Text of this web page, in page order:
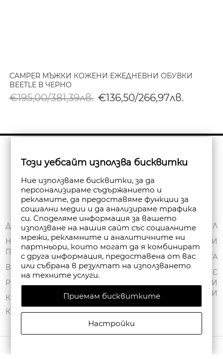
CAMPER МЪЖКИ КОЖЕНИ ЕЖЕДНЕВНИ ОБУВКИ
BEETLE В ЧЕРНО
€195,00/381,39лв. €136,50/266,97лв.
Абониране
ДОСТАВКА
НАЧИНИ НА
ПЛАЩАНЕ
ВРЪЩАНЕ
РЕКЛАМАЦИИ
КАРТА НА САЙТА
КОНТАКТИ
ЗА НАС
ОБЩИ УСЛОВИЯ
ПОЛИТИКА ЗА
ПОВЕРИТЕЛНОСТ
FAN POINT CLUB
МАГАЗИНИ
МОЯТ ПРОФИЛ
ПОРЪЧКИ
ЧАНТА
СПИСЪК С
ЖЕЛАНИ
ПРОДУКТИ
Този уебсайт използва бисквитки
Ние използваме бисквитки, за да
персонализираме съдържанието и
рекламите, да предоставяме функции за
социални медии и да анализираме трафика
си. Споделяме информация за вашето
използване на нашия сайт със социалните
мрежи, рекламните и аналитичните ни
партньори, които могат да я комбинират
с друга информация, предоставена от вас
или събрана в резултат на използването
на техните услуги.
Приемам бисквитките
Настройки